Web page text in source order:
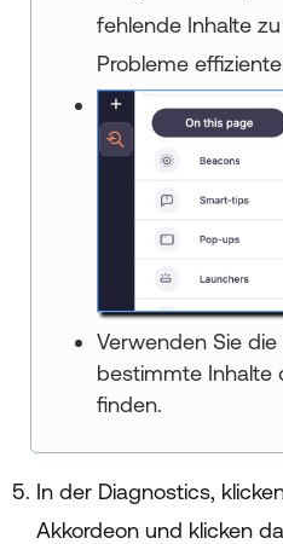
fehlende Inhalte
Probleme
Verwenden Sie die
bestimmte Inhalte
finden.
In der Diagnostics,
Akkordeon und klicken